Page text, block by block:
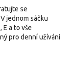
se
jednom sáčku
E a to vše
pro denní užívání